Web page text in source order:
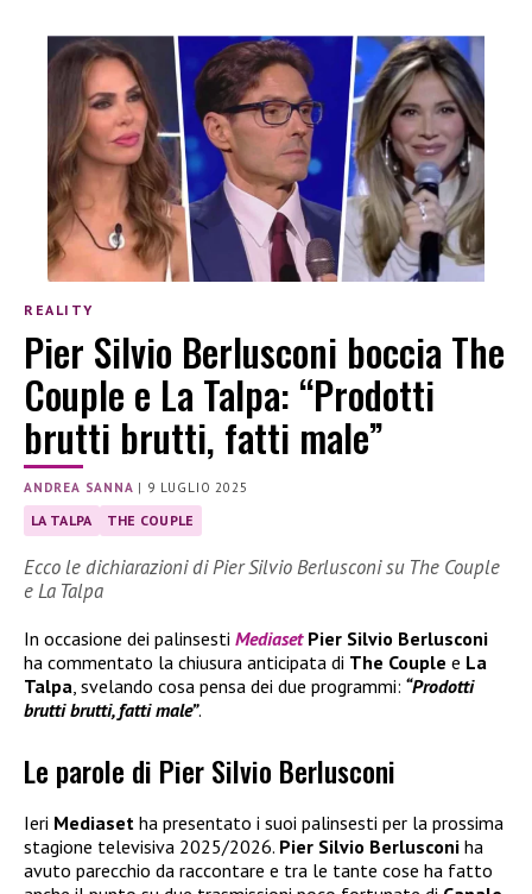
REALITY
Pier Silvio Berlusconi boccia The
Couple e La Talpa: “Prodotti
brutti brutti, fatti male”
ANDREA SANNA | 9 LUGLIO 2025
LA TALPA THE COUPLE
Ecco le dichiarazioni di Pier Silvio Berlusconi su The Couple
e La Talpa
In occasione dei palinsesti Mediaset Pier Silvio Berlusconi
ha commentato la chiusura anticipata di The Couple e La
Talpa, svelando cosa pensa dei due programmi: “Prodotti
brutti brutti, fatti male”.
Le parole di Pier Silvio Berlusconi
Ieri Mediaset ha presentato i suoi palinsesti per la prossima
stagione televisiva 2025/2026. Pier Silvio Berlusconi ha
avuto parecchio da raccontare e tra le tante cose ha fatto